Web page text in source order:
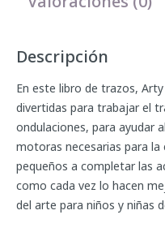
Descripción
En este libro de trazos,
divertidas para trabajar el
ondulaciones, para ayudar
motoras necesarias para la
pequeños a completar las
como cada vez lo hacen
del arte para niños y niñas